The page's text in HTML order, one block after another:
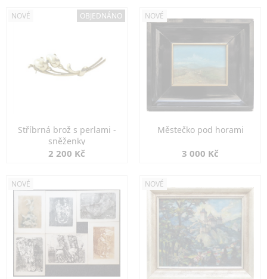
NOVÉ OBJEDNÁNO
Stříbrná brož s perlami -
sněženky
2 200 Kč
NOVÉ
Městečko pod horami
3 000 Kč
NOVÉ NOVÉ